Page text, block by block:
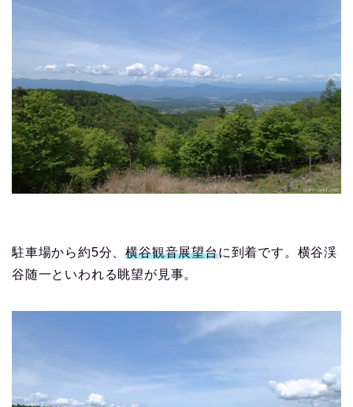
駐車場から約5分、横谷観音展望台に到着です。横谷渓
谷随一といわれる眺望が見事。